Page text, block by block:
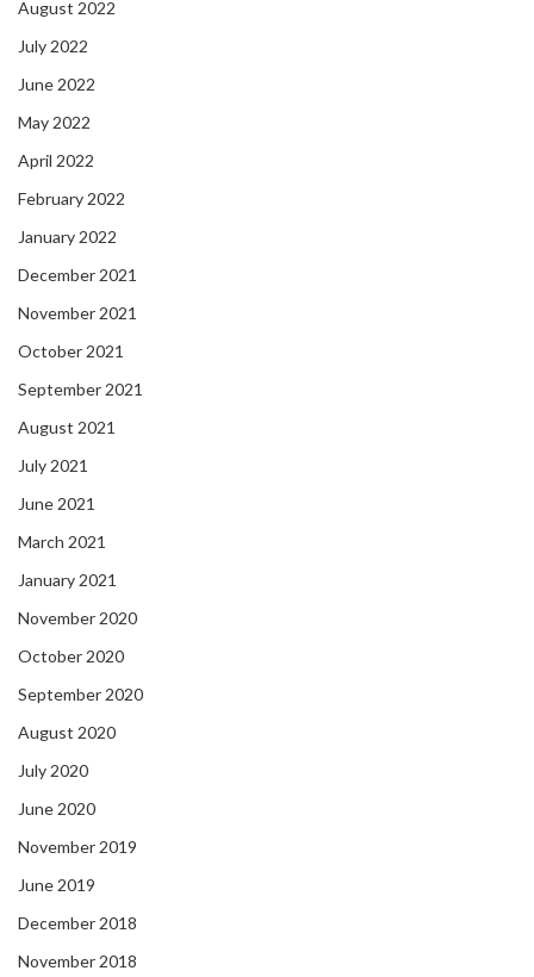
August 2022
July 2022
June 2022
May 2022
April 2022
February 2022
January 2022
December 2021
November 2021
October 2021
September 2021
August 2021
July 2021
June 2021
March 2021
January 2021
November 2020
October 2020
September 2020
August 2020
July 2020
June 2020
November 2019
June 2019
December 2018
November 2018